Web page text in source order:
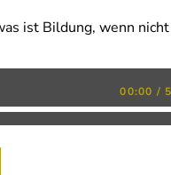
ist Bildung, wenn
00:00 /